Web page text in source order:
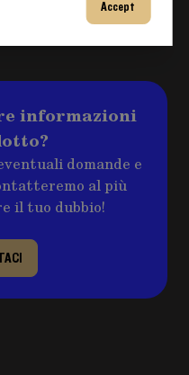
Accept
informazioni
domande e
al più
il tuo dubbio!